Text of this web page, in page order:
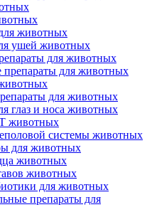
животных
ушей животных
для животных
препараты для животных
для животных
глаз и носа животных
животных
системы животных
для животных
животных
животных
для животных
препараты для